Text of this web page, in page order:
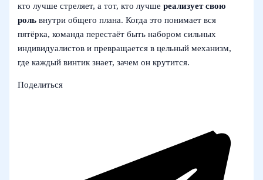
кто лучше стреляет, а тот, кто лучшереализует свою
роль внутри общего плана. Когда это понимает вся
пятёрка, команда перестаёт быть набором сильных
индивидуалистов и превращается в цельный механизм,
где каждый винтик знает, зачем он крутится.
Поделиться